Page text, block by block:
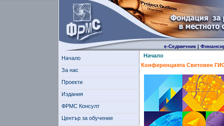
е-Седмичник|
Начало
За нас
Проекти
Издания
ФРМС Консулт
Център за обучение
Начало
Конференцията Световен